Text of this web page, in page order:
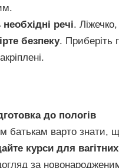
необхідні речі.
безпеку. Приберіть
до пологів
батькам варто знати,
курси для вагітних
за